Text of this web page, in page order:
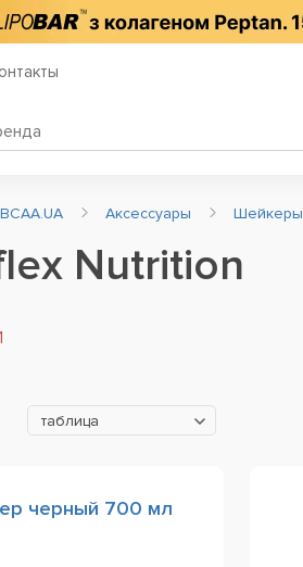
Аксессуары Шейкеры
Nutrition
таблица
черный 700 мл